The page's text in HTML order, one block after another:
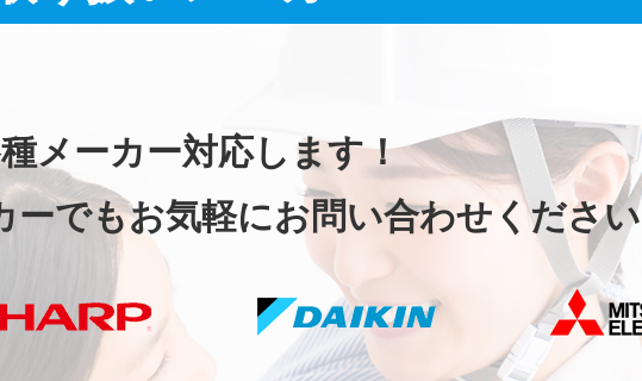
メーカー対応します！
ーでもお気軽にお問い合わせください